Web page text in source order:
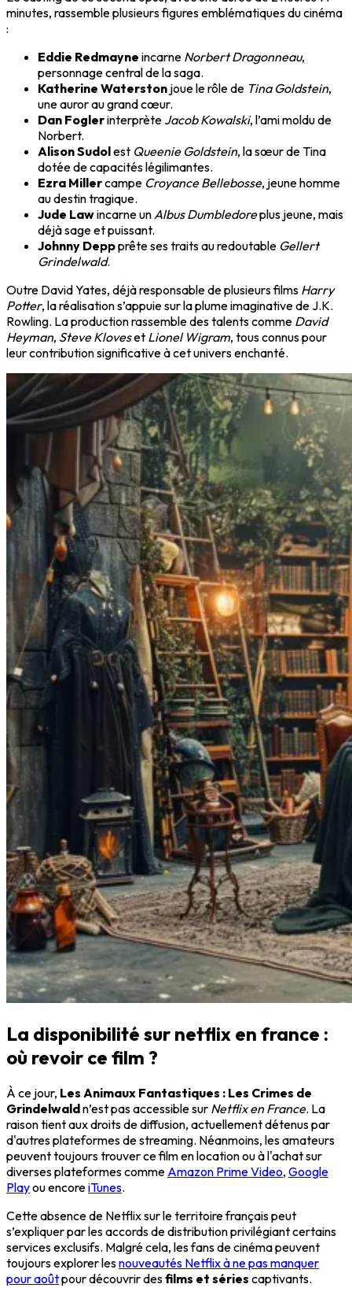
minutes, rassemble plusieurs figures emblématiques du cinéma
:
Eddie Redmayne incarne Norbert Dragonneau,
personnage central de la saga.
Katherine Waterston joue le rôle de Tina Goldstein,
une auror au grand cœur.
Dan Foglerinterprète Jacob Kowalski, l’ami moldu de
Norbert.
Alison Sudolest Queenie Goldstein, la sœur de Tina
dotée de capacités légilimantes.
Ezra Millercampe Croyance Bellebosse, jeune homme
au destin tragique.
Jude Lawincarne unAlbus Dumbledoreplus jeune, mais
déjà sage et puissant.
Johnny Deppprête ses traits au redoutable Gellert
Grindelwald.
Outre David Yates, déjà responsable de plusieurs films Harry
Potter, la réalisation s’appuie sur la plume imaginative de J.K.
Rowling. La production rassemble des talents comme David
Heyman, Steve Kloveset Lionel Wigram, tous connus pour
leur contribution significative à cet univers enchanté.
La disponibilité sur netflix en france :
où revoir ce film ?
À ce jour, Les Animaux Fantastiques : Les Crimes de
Grindelwaldn’est pas accessible sur Netflix en France. La
raison tient aux droits de diffusion, actuellement détenus par
d'autres plateformes de streaming. Néanmoins, les amateurs
peuvent toujours trouver ce film en location ou à l'achat sur
diverses plateformes comme Amazon Prime Video, Google
Playou encoreiTunes.
Cette absence de Netflix sur le territoire français peut
s’expliquer par les accords de distribution privilégiant certains
services exclusifs. Malgré cela, les fans de cinéma peuvent
toujours explorer lesnouveautés Netflix à ne pas manquer
pour aoûtpour découvrir desfilms et séries captivants.